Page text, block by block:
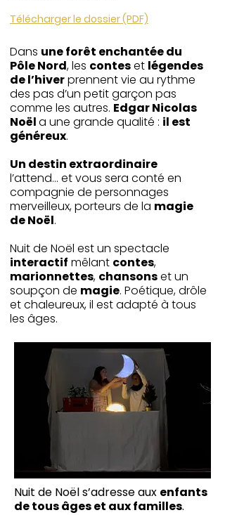
Télécharger le dossier (PDF)
Dans une forêt enchantée du
Pôle Nord, les conteset légendes
de l’hiverprennent vie au rythme
des pas d’un petit garçon pas
comme les autres. Edgar Nicolas
Noëla une grande qualité : il est
généreux.
Un destin extraordinaire
l’attend... et vous sera conté en
compagnie de personnages
merveilleux, porteurs de la magie
de Noël.
Nuit de Noël est un spectacle
interactif mêlant contes,
marionnettes, chansonset un
soupçon de magie. Poétique, drôle
et chaleureux, il est adapté à tous
les âges.
Nuit de Noël s’adresse aux enfants
de tous âges et aux familles.